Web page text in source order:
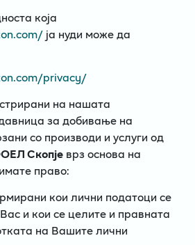
која
ја нуди може да
privacy/
на нашата
за добивање на
со производи и услуги од
Скопјеврз основа на
право:
кои лични податоци се
и кои се целите и правната
на Вашите лични